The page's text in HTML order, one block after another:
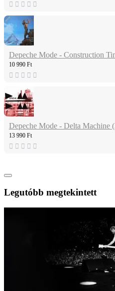
Depeche Mode - Construction
10 990 Ft
Depeche Mode - Delta Machine
13 990 Ft
Legutóbb megtekintett